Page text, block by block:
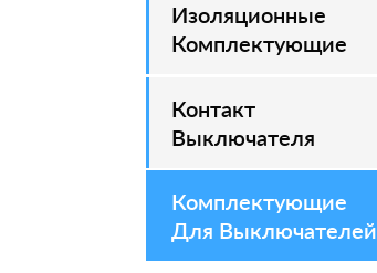
Изоляционные
Комплектующие
–
Контакт
Выключателя
–
Комплектующие
Для Выключателей
–